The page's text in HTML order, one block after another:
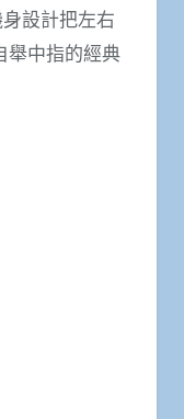
設計把左右
舉中指的經典